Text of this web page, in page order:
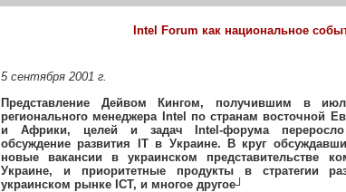
Intel Forum как национальное
5 сентября 2001 г.
Представление Дейвом Кингом, получившим в
регионального менеджера Intel по странам восточной
и Африки, целей и задач Intel-форума
обсуждение развития IT в Украине. В круг
новые вакансии в украинском представительстве
Украине, и приоритетные продукты в стратегии
украинском рынке ICT, и многое другое┘